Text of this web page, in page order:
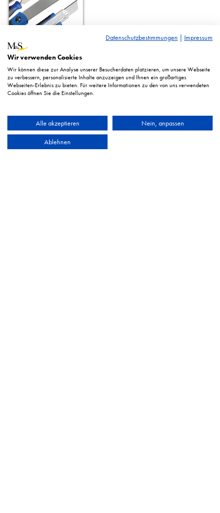
Sanitärwerkzeuge
Datenschutzbestimmungen | Impressum
Wir verwenden Cookies
Wir können diese zur Analyse unserer Besucherdaten platzieren, um unsere Webseite
zu verbessern, personalisierte Inhalte anzuzeigen und Ihnen ein großartiges
Webseiten-Erlebnis zu bieten. Für weitere Informationen zu den von uns verwendeten
Cookies öffnen Sie die Einstellungen.
Alle akzeptieren Nein, anpassen
Ablehnen